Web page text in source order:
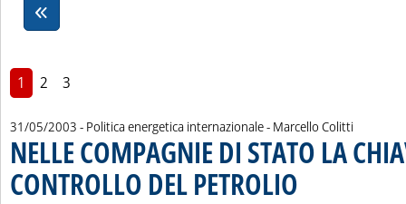
1 2 3
31/05/2003 - Politica energetica internazionale - di:
Marcello Colitti
NELLE COMPAGNIE DI STATO LA
CONTROLLO DEL PETROLIO